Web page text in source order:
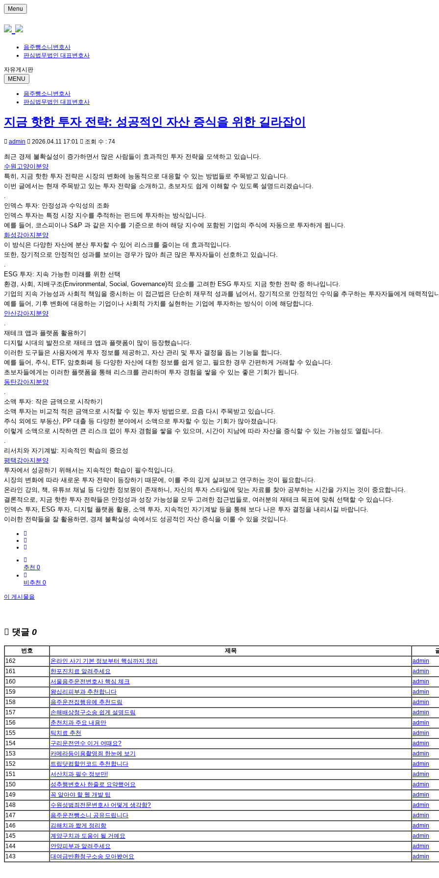
Menu
음주뺑소니변호사
판심법무법인 대표변호사
자유게시판
MENU
음주뺑소니변호사
판심법무법인 대표변호사
지금 핫한 투자 전략: 성공적인 자산 증식을 위한 길라잡이
admin 2026.04.11 17:01 조회 수 : 74
최근 경제 불확실성이 증가하면서 많은 사람들이 효과적인 투자 전략을 모색하고 있습니다.
수원고양이분양
특히, 지금 핫한 투자 전략은 시장의 변화에 능동적으로 대응할 수 있는 방법들로 주목받고 있습니다.
이번 글에서는 현재 주목받고 있는 투자 전략을 소개하고, 초보자도 쉽게 이해할 수 있도록 설명드리겠습니다.
.
인덱스 투자: 안정성과 수익성의 조화
인덱스 투자는 특정 시장 지수를 추적하는 펀드에 투자하는 방식입니다.
예를 들어, 코스피이나 S&P 과 같은 지수를 기준으로 하여 해당 지수에 포함된 기업의 주식에 자동으로 투자하게 됩니다.
화성강아지분양
이 방식은 다양한 자산에 분산 투자할 수 있어 리스크를 줄이는 데 효과적입니다.
또한, 장기적으로 안정적인 성과를 보이는 경우가 많아 최근 많은 투자자들이 선호하고 있습니다.
.
ESG 투자: 지속 가능한 미래를 위한 선택
환경, 사회, 지배구조(Environmental, Social, Governance)적 요소를 고려한 ESG 투자도 지금 핫한 전략 중 하나입니다.
기업의 지속 가능성과 사회적 책임을 중시하는 이 접근법은 단순히 재무적 성과를 넘어서, 장기적으로 안정적인 수익을 추구하는 투자자들에게 매력적입
예를 들어, 기후 변화에 대응하는 기업이나 사회적 가치를 실현하는 기업에 투자하는 방식이 이에 해당합니다.
안산강아지분양
.
재테크 앱과 플랫폼 활용하기
디지털 시대의 발전으로 재테크 앱과 플랫폼이 많이 등장했습니다.
이러한 도구들은 사용자에게 투자 정보를 제공하고, 자산 관리 및 투자 결정을 돕는 기능을 합니다.
예를 들어, 주식, ETF, 암호화폐 등 다양한 자산에 대한 정보를 쉽게 얻고, 필요한 경우 간편하게 거래할 수 있습니다.
초보자들에게는 이러한 플랫폼을 통해 리스크를 관리하며 투자 경험을 쌓을 수 있는 좋은 기회가 됩니다.
동탄강아지분양
.
소액 투자: 작은 금액으로 시작하기
소액 투자는 비교적 적은 금액으로 시작할 수 있는 투자 방법으로, 요즘 다시 주목받고 있습니다.
주식 외에도 부동산, PP 대출 등 다양한 분야에서 소액으로 투자할 수 있는 기회가 많아졌습니다.
이렇게 소액으로 시작하면 큰 리스크 없이 투자 경험을 쌓을 수 있으며, 시간이 지남에 따라 자산을 증식할 수 있는 가능성도 열립니다.
.
리서치와 자기계발: 지속적인 학습의 중요성
평택강아지분양
투자에서 성공하기 위해서는 지속적인 학습이 필수적입니다.
시장의 변화에 따라 새로운 투자 전략이 등장하기 때문에, 이를 주의 깊게 살펴보고 연구하는 것이 필요합니다.
온라인 강의, 책, 유튜브 채널 등 다양한 정보원이 존재하니, 자신의 투자 스타일에 맞는 자료를 찾아 공부하는 시간을 가지는 것이 중요합니다.
결론적으로, 지금 핫한 투자 전략들은 안정성과 성장 가능성을 모두 고려한 접근법들로, 여러분의 재테크 목표에 맞춰 선택할 수 있습니다.
인덱스 투자, ESG 투자, 디지털 플랫폼 활용, 소액 투자, 지속적인 자기계발 등을 통해 보다 나은 투자 결정을 내리시길 바랍니다.
이러한 전략들을 잘 활용하면, 경제 불확실성 속에서도 성공적인 자산 증식을 이룰 수 있을 것입니다.
추천 0
비추천 0
이 게시물을
댓글 0
번호 제목
162
온라인 사기 기본 정보부터 핵심까지 정리
admin
161
한포진치료 알려주세요
admin
160
서울음주운전변호사 핵심 체크
admin
159
왕십리피부과 추천합니다
admin
158
음주운전집행유예 추천드림
admin
157
손해배상청구소송 쉽게 설명드림
admin
156
춘천치과 주요 내용만
admin
155
틱치료 추천
admin
154
구리운전연수 이거 어때요?
admin
153
카메라등이용촬영죄 한눈에 보기
admin
152
트립닷컴할인코드 추천합니다
admin
151
서산치과 필수 정보만!
admin
150
성추행변호사 한줄로 요약했어요
admin
149
꼭 알아야 할 웹 개발 팁
admin
148
수원성범죄전문변호사 어떻게 생각함?
admin
147
음주운전뺑소니 공유드립니다
admin
146
김해치과 짧게 정리함
admin
145
계양구치과 도움이 될 거예요
admin
144
안양피부과 알려주세요
admin
143
대여금반환청구소송 모아봤어요 admin